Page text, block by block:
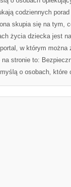
codziennych
skupia się na tym,
życia dziecka jest
w którym można
stronie to:
myślą o osobach,